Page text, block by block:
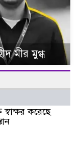
মীর মুগ্ধ
স্বাক্ষর করেছে